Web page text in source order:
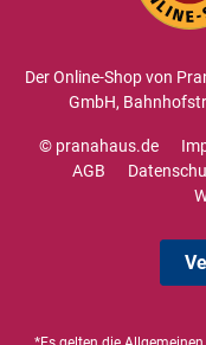
Der Online-Shop von
GmbH,
© pranahaus.de
AGB